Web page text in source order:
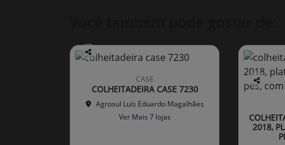
Co
lhe
CASE
COLHEITADEIRA CASE 7230
Agrosul Luís Eduardo Magalhães
Ver Mais 7 lojas
Co
arti
lhe
2018,